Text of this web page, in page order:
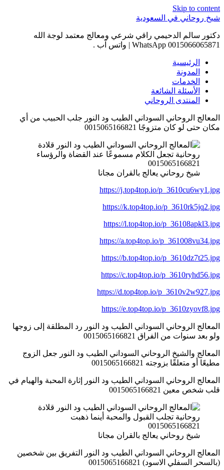
Skip to content
شيخ روحاني في السعودية
دكتور سالم الدحيمي راقي شرعي ومعالج معتمد لوجة الله
0015066065871 WhatsApp | واتس آب .
الرئيسية
المدونة
الخدمات
الأسئلة الشائعة
المنتدى الروحاني
المعالج الروحاني السوداني الطيب ود النور جلب الحبيب من أي
مكان حتى لو كان متزوجًا 0015065166821
شيخ روحاني يعالج بالقران مجانا
https://j.top4top.io/p_3610cu6wy1.jpg
https://k.top4top.io/p_3610rk5jq2.jpg
https://l.top4top.io/p_36108apkl3.jpg
https://a.top4top.io/p_361008vu34.jpg
https://b.top4top.io/p_3610dz7t25.jpg
https://c.top4top.io/p_3610ryhd56.jpg
https://d.top4top.io/p_3610v2w927.jpg
https://e.top4top.io/p_3610zyovf8.jpg
المعالج الروحاني السوداني الطيب ود النور رد المطلقة إلى زوجها
ولو بعد سنوات من الفراق 0015065166821
المعالج والشيخ الروحاني السوداني الطيب ود النور جعل الزوج
مطيعًا أو متعلقًا بزوجته 0015065166821
المعالج الروحاني السوداني الطيب ود النور إثارة المحبة والهيام في
قلب شخص معين 0015065166821
شيخ روحاني يعالج بالقران مجانا
المعالج الروحاني السوداني الطيب ود النور التفريق بين شخصين
(بالسحر السفلي الاسود) 0015065166821